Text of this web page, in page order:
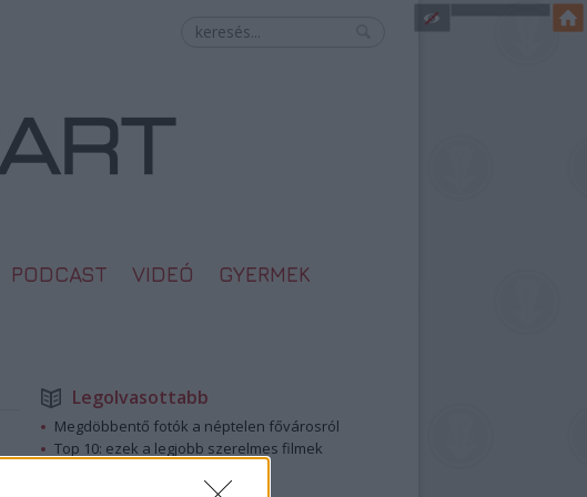
PODCAST VIDEÓ GYERMEK
Legolvasottabb
Megdöbbentő fotók a néptelen fővárosról
Top 10: ezek a legjobb szerelmes filmek
Megjöttek a meztelen hősnők